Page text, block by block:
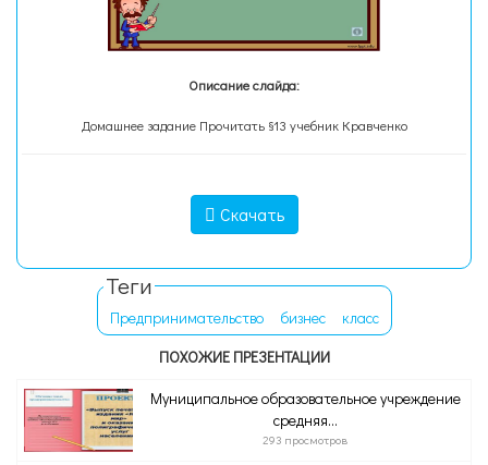
Описание слайда:
Домашнее задание Прочитать §13 учебник Кравченко
Скачать
Теги
Предпринимательство бизнес
класс
ПОХОЖИЕ ПРЕЗЕНТАЦИИ
Муниципальное образовательное учреждение
средняя...
293 просмотров